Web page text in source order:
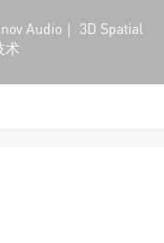
Audio｜ 3D Spatial
术